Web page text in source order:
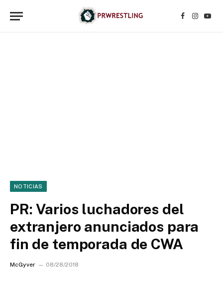
Facebook
NOTICIAS
PR: Varios luchadores del
extranjero anunciados para
fin de temporada de CWA
McGyver 08/28/2018